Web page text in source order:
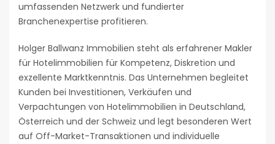
umfassenden Netzwerk und fundierter
Branchenexpertise profitieren.
Holger Ballwanz Immobilien steht als erfahrener Makler
für Hotelimmobilien für Kompetenz, Diskretion und
exzellente Marktkenntnis. Das Unternehmen begleitet
Kunden bei Investitionen, Verkäufen und
Verpachtungen von Hotelimmobilien in Deutschland,
Österreich und der Schweiz und legt besonderen Wert
auf Off-Market-Transaktionen und individuelle